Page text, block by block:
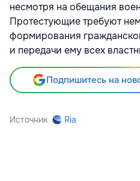
несмотря на обещания
Протестующие требуют
формирования
и передачи ему всех
Подпишитесь на
Источник Ria